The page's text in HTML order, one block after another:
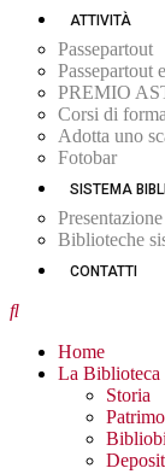
ATTIVITÀ
Passepartout
Passepartout
PREMIO
Corsi di
Adotta uno
Fotobar
SISTEMA
Presentazione
Biblioteche
CONTATTI
Home
La Biblioteca
Storia